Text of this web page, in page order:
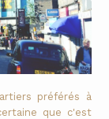
préférés à
que c'est